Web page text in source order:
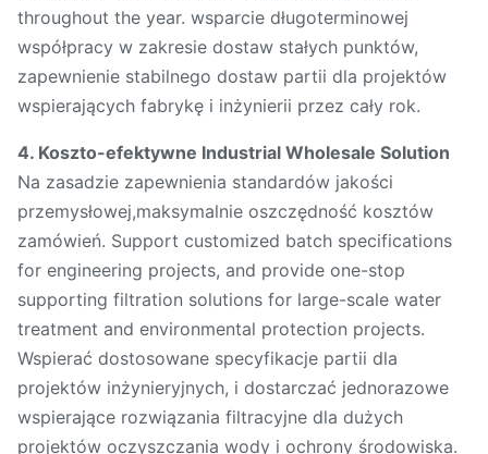
throughout the year. wsparcie długoterminowej
współpracy w zakresie dostaw stałych punktów,
zapewnienie stabilnego dostaw partii dla projektów
wspierających fabrykę i inżynierii przez cały rok.
4. Koszto-efektywne Industrial Wholesale Solution
Na zasadzie zapewnienia standardów jakości
przemysłowej,maksymalnie oszczędność kosztów
zamówień. Support customized batch specifications
for engineering projects, and provide one-stop
supporting filtration solutions for large-scale water
treatment and environmental protection projects.
Wspierać dostosowane specyfikacje partii dla
projektów inżynieryjnych, i dostarczać jednorazowe
wspierające rozwiązania filtracyjne dla dużych
projektów oczyszczania wody i ochrony środowiska.